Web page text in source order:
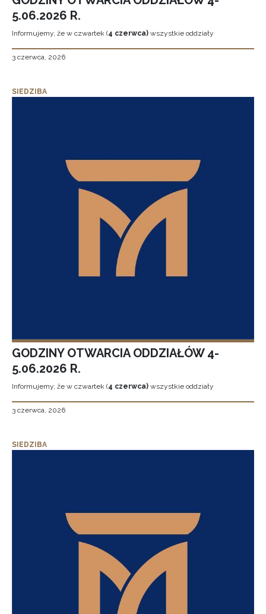
5.06.2026 R.
Informujemy, że w czwartek (4 czerwca) wszystkie oddziały
3 czerwca, 2026
SIEDZIBA
GODZINY OTWARCIA ODDZIAŁÓW 4-
5.06.2026 R.
Informujemy, że w czwartek (4 czerwca) wszystkie oddziały
3 czerwca, 2026
SIEDZIBA